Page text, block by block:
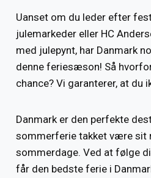
Uanset om du leder efter
julemarkeder eller HC
med julepynt, har Danmark
denne feriesæson! Så
chance? Vi garanterer, at du
Danmark er den perfekte
sommerferie takket være sit
sommerdage. Ved at følge
får den bedste ferie i